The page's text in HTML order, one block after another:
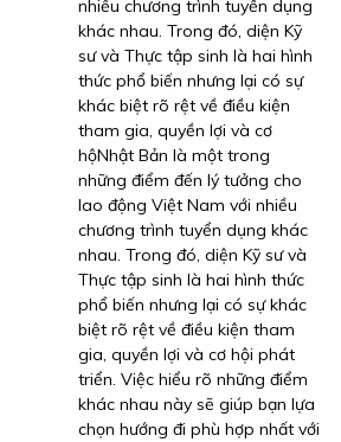
nhiều chương trình tuyển dụng
khác nhau. Trong đó, diện Kỹ
sư và Thực tập sinh là hai hình
thức phổ biến nhưng lại có sự
khác biệt rõ rệt về điều kiện
tham gia, quyền lợi và cơ
hộNhật Bản là một trong
những điểm đến lý tưởng cho
lao động Việt Nam với nhiều
chương trình tuyển dụng khác
nhau. Trong đó, diện Kỹ sư và
Thực tập sinh là hai hình thức
phổ biến nhưng lại có sự khác
biệt rõ rệt về điều kiện tham
gia, quyền lợi và cơ hội phát
triển. Việc hiểu rõ những điểm
khác nhau này sẽ giúp bạn lựa
chọn hướng đi phù hợp nhất với